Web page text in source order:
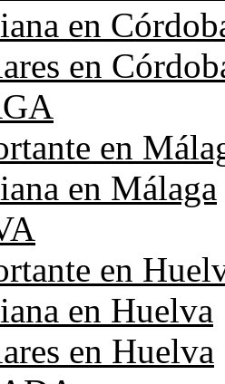
en
en
en
en Málaga
en
en Huelva
en Huelva